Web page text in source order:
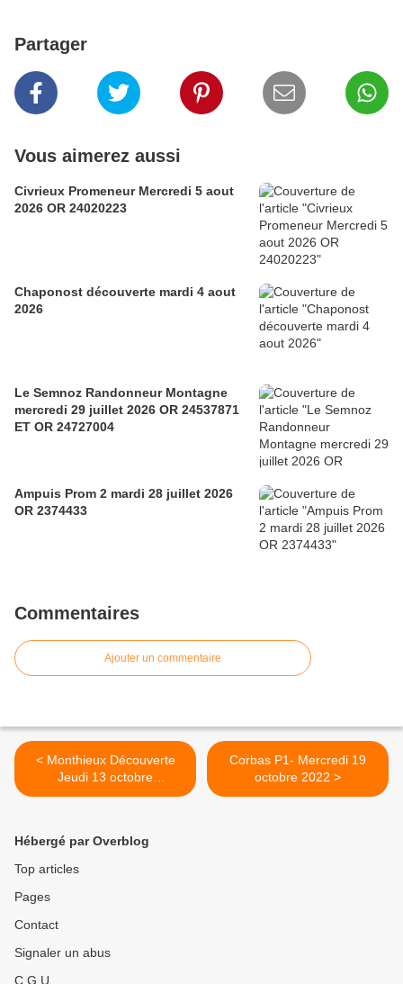
Partager
Vous aimerez aussi
Civrieux Promeneur Mercredi 5 aout
2026 OR 24020223
Chaponost découverte mardi 4 aout
2026
Le Semnoz Randonneur Montagne
mercredi 29 juillet 2026 OR 24537871
ET OR 24727004
Ampuis Prom 2 mardi 28 juillet 2026
OR 2374433
Commentaires
Ajouter un commentaire
< Monthieux Découverte
Jeudi 13 octobre
OR:10164104
Corbas P1- Mercredi 19
octobre 2022 >
Hébergé par Overblog
Top articles
Pages
Contact
Signaler un abus
C.G.U.